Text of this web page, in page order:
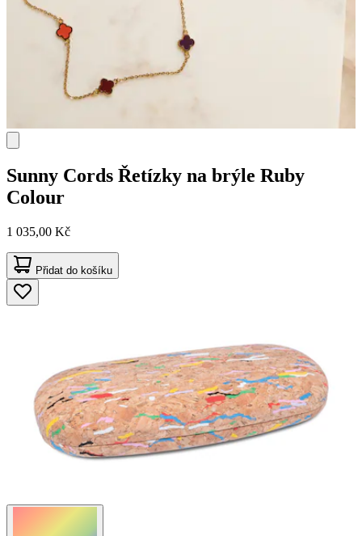
Sunny Cords Řetízky na brýle Ruby
Colour
1 035,00 Kč
Přidat do košíku